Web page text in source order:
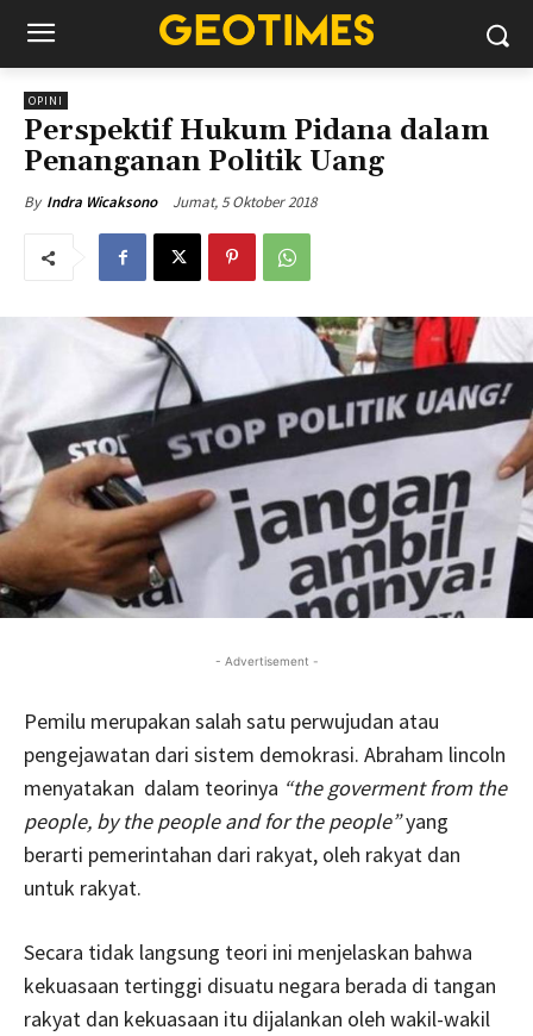
OPINI
Perspektif Hukum Pidana dalam
Penanganan Politik Uang
By Indra Wicaksono Jumat, 5 Oktober 2018
- Advertisement -
Pemilu merupakan salah satu perwujudan atau
pengejawatan dari sistem demokrasi. Abraham lincoln
menyatakan dalam teorinya “the goverment from the
people, by the people and for the people”yang
berarti pemerintahan dari rakyat, oleh rakyat dan
untuk rakyat.
Secara tidak langsung teori ini menjelaskan bahwa
kekuasaan tertinggi disuatu negara berada di tangan
rakyat dan kekuasaan itu dijalankan oleh wakil-wakil